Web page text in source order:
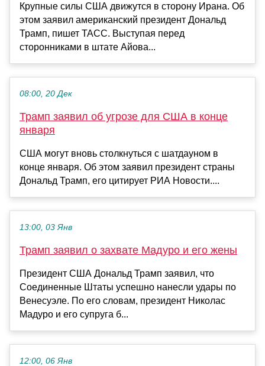
Крупные силы США движутся в сторону Ирана. Об
этом заявил американский президент Дональд
Трамп, пишет ТАСС. Выступая перед
сторонниками в штате Айова...
08:00, 20 Дек
Трамп заявил об угрозе для США в конце
января
США могут вновь столкнуться с шатдауном в
конце января. Об этом заявил президент страны
Дональд Трамп, его цитирует РИА Новости....
13:00, 03 Янв
Трамп заявил о захвате Мадуро и его жены
Президент США Дональд Трамп заявил, что
Соединенные Штаты успешно нанесли удары по
Венесуэле. По его словам, президент Николас
Мадуро и его супруга б...
12:00, 06 Янв